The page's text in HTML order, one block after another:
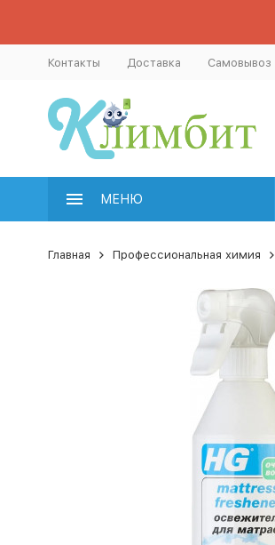
Контакты Доставка Самовывоз
МЕНЮ
Главная Профессиональная химия